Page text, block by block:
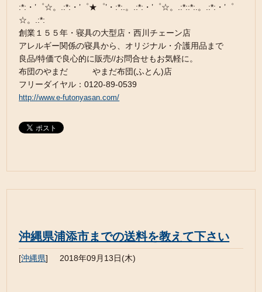
:*:・’゜☆。.:*:・’゜★゜’・:*:.。.:*:・’゜☆。.:*::*:.。.:*:・’゜
☆。.:*:
創業１５５年・寝具の大型店・西川チェーン店
アレルギー関係の寝具から、オリジナル・介護用品まで
良品/特価で良心的に販売//お問合せもお気軽に。
布団のやまだ やまだ布団(ふとん)店
フリーダイヤル：0120-89-0539
http://www.e-futonyasan.com/
沖縄県浦添市までの送料を教えて下さい
[沖縄県] 2018年09月13日(木)